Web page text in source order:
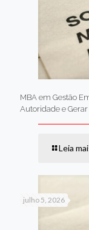
MBA em Gestão
Autoridade e
Leia
julho 5, 2026